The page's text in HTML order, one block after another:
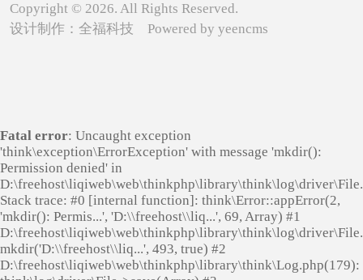
Copyright © 2026. All Rights Reserved.
设计制作： 全福科技 Powered by yeencms
Fatal error: Uncaught exception
'think\exception\ErrorException' with message 'mkdir():
Permission denied' in
Stack trace: #0 [internal function]: think\Error::appError(2,
'mkdir(): Permis...', 'D:\\freehost\\liq...', 69, Array) #1
mkdir('D:\\freehost\\liq...', 493, true) #2
D:\freehost\liqiweb\web\thinkphp\library\think\Log.php(179):